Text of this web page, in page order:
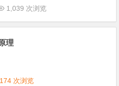
1,039 次浏览
理
次浏览